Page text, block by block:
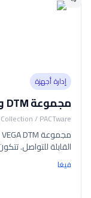
إدارة أجهزة
مجموعة DTM و PACTware
/ PACTware
فيغا